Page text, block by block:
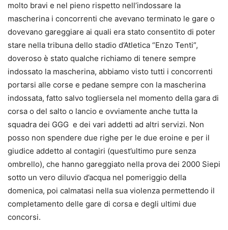
molto bravi e nel pieno rispetto nell’indossare la
mascherina i concorrenti che avevano terminato le gare o
dovevano gareggiare ai quali era stato consentito di poter
stare nella tribuna dello stadio d’Atletica “Enzo Tenti”,
doveroso è stato qualche richiamo di tenere sempre
indossato la mascherina, abbiamo visto tutti i concorrenti
portarsi alle corse e pedane sempre con la mascherina
indossata, fatto salvo togliersela nel momento della gara di
corsa o del salto o lancio e ovviamente anche tutta la
squadra dei GGG e dei vari addetti ad altri servizi. Non
posso non spendere due righe per le due eroine e per il
giudice addetto al contagiri (quest’ultimo pure senza
ombrello), che hanno gareggiato nella prova dei 2000 Siepi
sotto un vero diluvio d’acqua nel pomeriggio della
domenica, poi calmatasi nella sua violenza permettendo il
completamento delle gare di corsa e degli ultimi due
concorsi.